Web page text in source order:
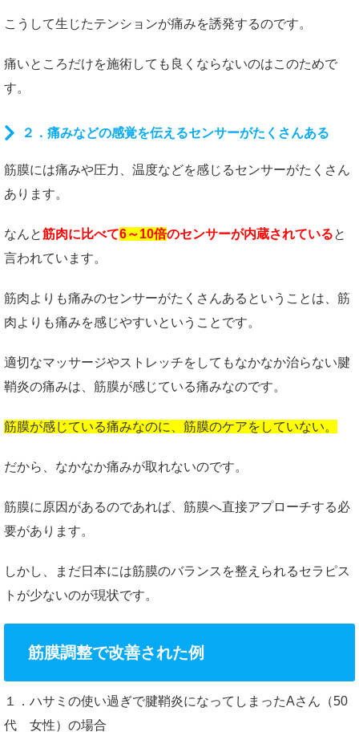
こうして生じたテンションが痛みを誘発するのです。
痛いところだけを施術しても良くならないのはこのためで
す。
２．痛みなどの感覚を伝えるセンサーがたくさんある
筋膜には痛みや圧力、温度などを感じるセンサーがたくさん
あります。
なんと筋肉に比べて6～10倍のセンサーが内蔵されていると
言われています。
筋肉よりも痛みのセンサーがたくさんあるということは、筋
肉よりも痛みを感じやすいということです。
適切なマッサージやストレッチをしてもなかなか治らない腱
鞘炎の痛みは、筋膜が感じている痛みなのです。
筋膜が感じている痛みなのに、筋膜のケアをしていない。
だから、なかなか痛みが取れないのです。
筋膜に原因があるのであれば、筋膜へ直接アプローチする必
要があります。
しかし、まだ日本には筋膜のバランスを整えられるセラピス
トが少ないのが現状です。
筋膜調整で改善された例
１．ハサミの使い過ぎで腱鞘炎になってしまったAさん（50
代 女性）の場合